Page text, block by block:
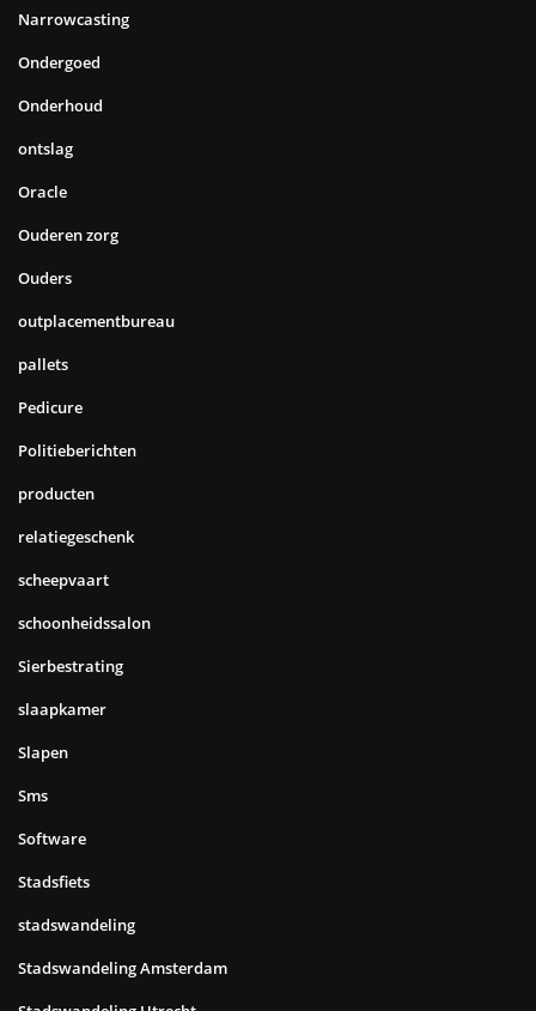
Narrowcasting
Ondergoed
Onderhoud
ontslag
Oracle
Ouderen zorg
Ouders
outplacementbureau
pallets
Pedicure
Politieberichten
producten
relatiegeschenk
scheepvaart
schoonheidssalon
Sierbestrating
slaapkamer
Slapen
Sms
Software
Stadsfiets
stadswandeling
Stadswandeling Amsterdam